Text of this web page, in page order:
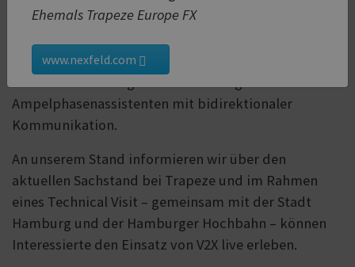
Ehemals Trapeze Europe FX
www.nexfeld.com
sowie zwischen Fahrzeugen und Infrastruktur. Wir
werden kann – mit Fokus auf den Übergang von
Ampelphasenassistenten mit bidirektionaler
Kommunikation.
An unserem Stand informieren wir über den
aktuellen Sachstand bei Trapeze und im Rahmen
eines Technical Visit – gemeinsam mit der Stadt
Hamburg und der Hamburger Hochbahn – können
Interessierte den Einsatz von V2X live erleben.